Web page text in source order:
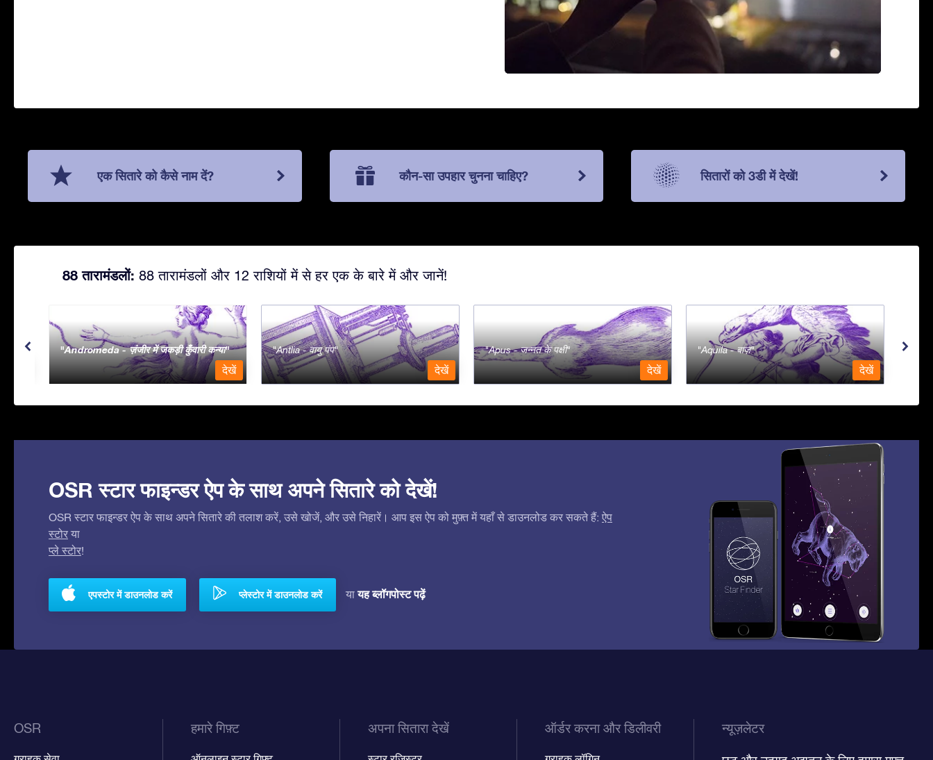
एक सितारे को कैसे नाम दें? कौन-सा उपहार चुनना चाहिए? सितारों को 3डी में देखें!
88 तारामंडलों: 88 तारामंडलों और 12 राशियों में से हर एक के बारे में और जानें!
Andromeda - ज़ंजीर में जकड़ी कुँवारी कन्या
देखें
Antlia - वायु पंप
देखें
Apus - जन्नत के पक्षी
देखें
Aquila - बाज़
देखें
OSR स्टार फाइन्डर ऐप के साथ अपने सितारे को देखें!
OSR स्टार फाइन्डर ऐप के साथ अपने सितारे की तलाश करें, उसे खोजें, और उसे निहारें। आप इस ऐप को मुफ़्त में यहाँ से डाउनलोड कर सकते हैं: ऐप
स्टोर या
प्ले स्टोर!
एपस्टोर में डाउनलोड करें प्लेस्टोर में डाउनलोड करें यायह ब्लॉगपोस्ट पढ़ें
OSR हमारे गिफ़्ट अपना सितारा देखें ऑर्डर करना और डिलीवरी न्यूज़लेटर